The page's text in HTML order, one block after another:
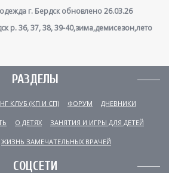
г. Бердск обновлено 26.03.26
р. 36, 37, 38, 39-40,зима,демисезон,лето
РАЗДЕЛЫ
КЛУБ (КП И СП) ФОРУМ ДНЕВНИКИ
О ДЕТЯХ ЗАНЯТИЯ И ИГРЫ ДЛЯ ДЕТЕЙ
ЖИЗНЬ ЗАМЕЧАТЕЛЬНЫХ ВРАЧЕЙ
СОЦСЕТИ